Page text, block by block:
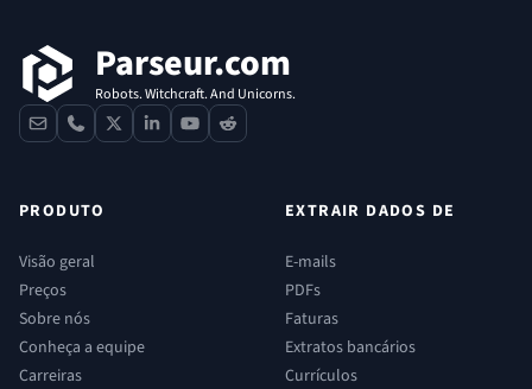
Parseur.com
Robots. Witchcraft. And Unicorns.
contactphone
x linkedinyoutube
reddit
PRODUTO
Visão geral
Preços
Sobre nós
Conheça a equipe
Carreiras
EXTRAIR DADOS DE
E-mails
PDFs
Faturas
Extratos bancários
Currículos